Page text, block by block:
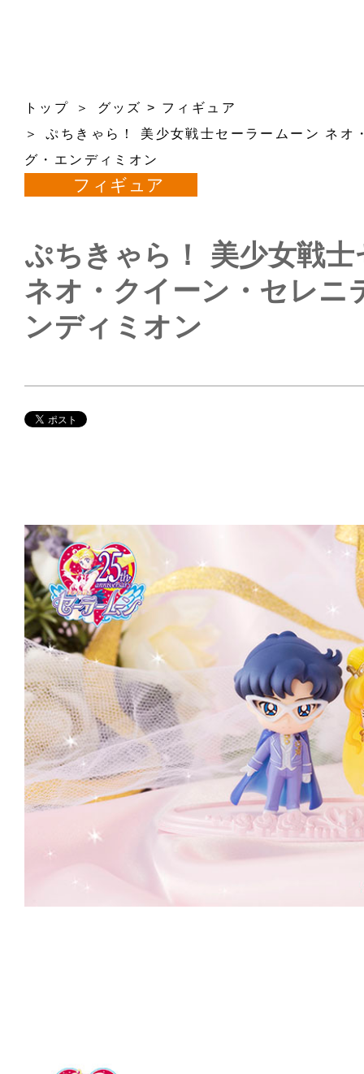
トップ グッズ > フィギュア
ぷちきゃら！ 美少女戦士セーラームーン ネオ
グ・エンディミオン
フィギュア
ぷちきゃら！ 美少女戦
ネオ・クイーン・セレニ
ンディミオン